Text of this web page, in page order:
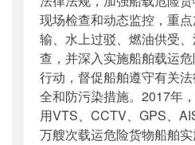
现场检查和动态监控，重
输、水上过驳、燃油供受
查，并深入实施船舶载运
行动，督促船舶遵守有关
全和防污染措施。2017年
用VTS、CCTV、GPS、
万艘次载运危险货物船舶